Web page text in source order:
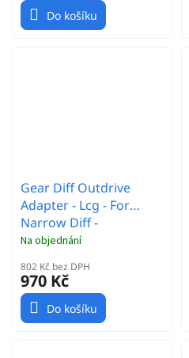
Do košíku
Gear Diff Outdrive
Adapter - Lcg - For
Narrow Diff -
Lightweight (2)
Na objednání
802 Kč bez DPH
970 Kč
Do košíku